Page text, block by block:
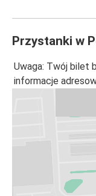
Przystanki w
Uwaga: Twój bilet
informacje